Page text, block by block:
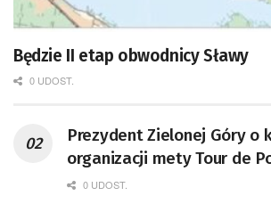
Będzie II etap obwodnicy Sławy
0 UDOST.
Prezydent Zielonej Góry o
organizacji mety Tour de
0 UDOST.